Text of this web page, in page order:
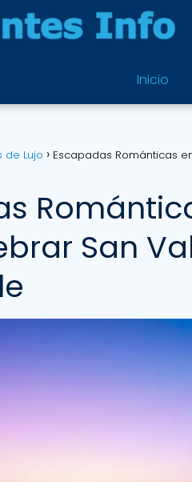
Inicio
de Lujo
Escapadas Románticas
San